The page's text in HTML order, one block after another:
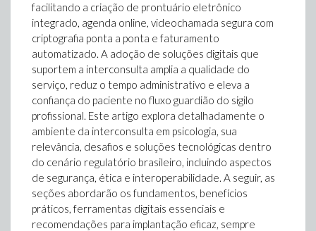
facilitando a criação de prontuário eletrônico
integrado, agenda online, videochamada segura com
criptografia ponta a ponta e faturamento
automatizado. A adoção de soluções digitais que
suportem a interconsulta amplia a qualidade do
serviço, reduz o tempo administrativo e eleva a
confiança do paciente no fluxo guardião do sigilo
profissional. Este artigo explora detalhadamente o
ambiente da interconsulta em psicologia, sua
relevância, desafios e soluções tecnológicas dentro
do cenário regulatório brasileiro, incluindo aspectos
de segurança, ética e interoperabilidade. A seguir, as
seções abordarão os fundamentos, benefícios
práticos, ferramentas digitais essenciais e
recomendações para implantação eficaz, sempre